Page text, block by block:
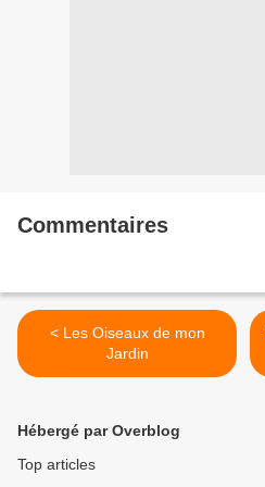
Commentaires
< Les Oiseaux de mon
Jardin
Hébergé par Overblog
Top articles